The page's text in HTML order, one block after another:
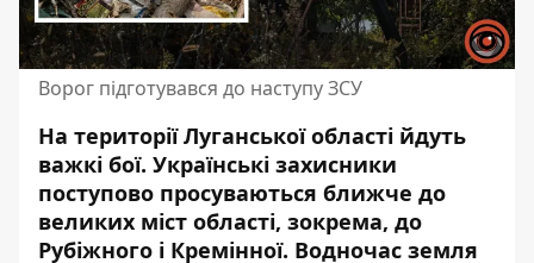
Ворог підготувався до наступу ЗСУ
На території Луганської області йдуть
важкі бої. Українські захисники
поступово просуваються ближче до
великих міст області, зокрема, до
Рубіжного і Кремінної. Водночас земля